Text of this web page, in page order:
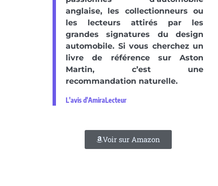
anglaise, les collectionneurs ou
les lecteurs attirés par les
grandes signatures du design
automobile. Si vous cherchez un
livre de référence sur Aston
Martin, c’est une
recommandation naturelle.
L'avis d'AmiraLecteur
Voir sur Amazon